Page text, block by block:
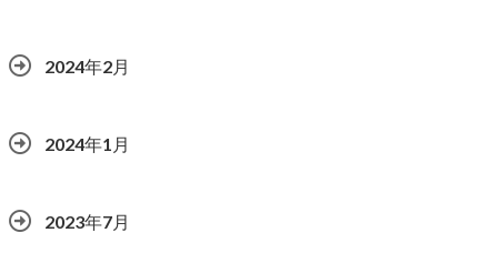
2024年2月
2024年1月
2023年7月